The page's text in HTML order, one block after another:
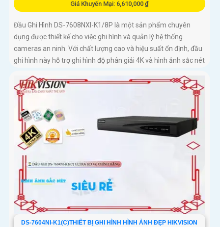
Giá Khuyến Mại: 6,610,000 ₫
Đầu Ghi Hình DS-7608NXI-K1/8P là một sản phẩm chuyên
dụng được thiết kế cho việc ghi hình và quản lý hệ thống
cameras an ninh. Với chất lượng cao và hiệu suất ổn định, đầu
ghi hình này hỗ trợ ghi hình độ phân giải 4K và hình ảnh sắc nét
DS-7604NI-K1(C)THIẾT BỊ GHI HÌNH HÌNH ẢNH ĐẸP HIKVISION